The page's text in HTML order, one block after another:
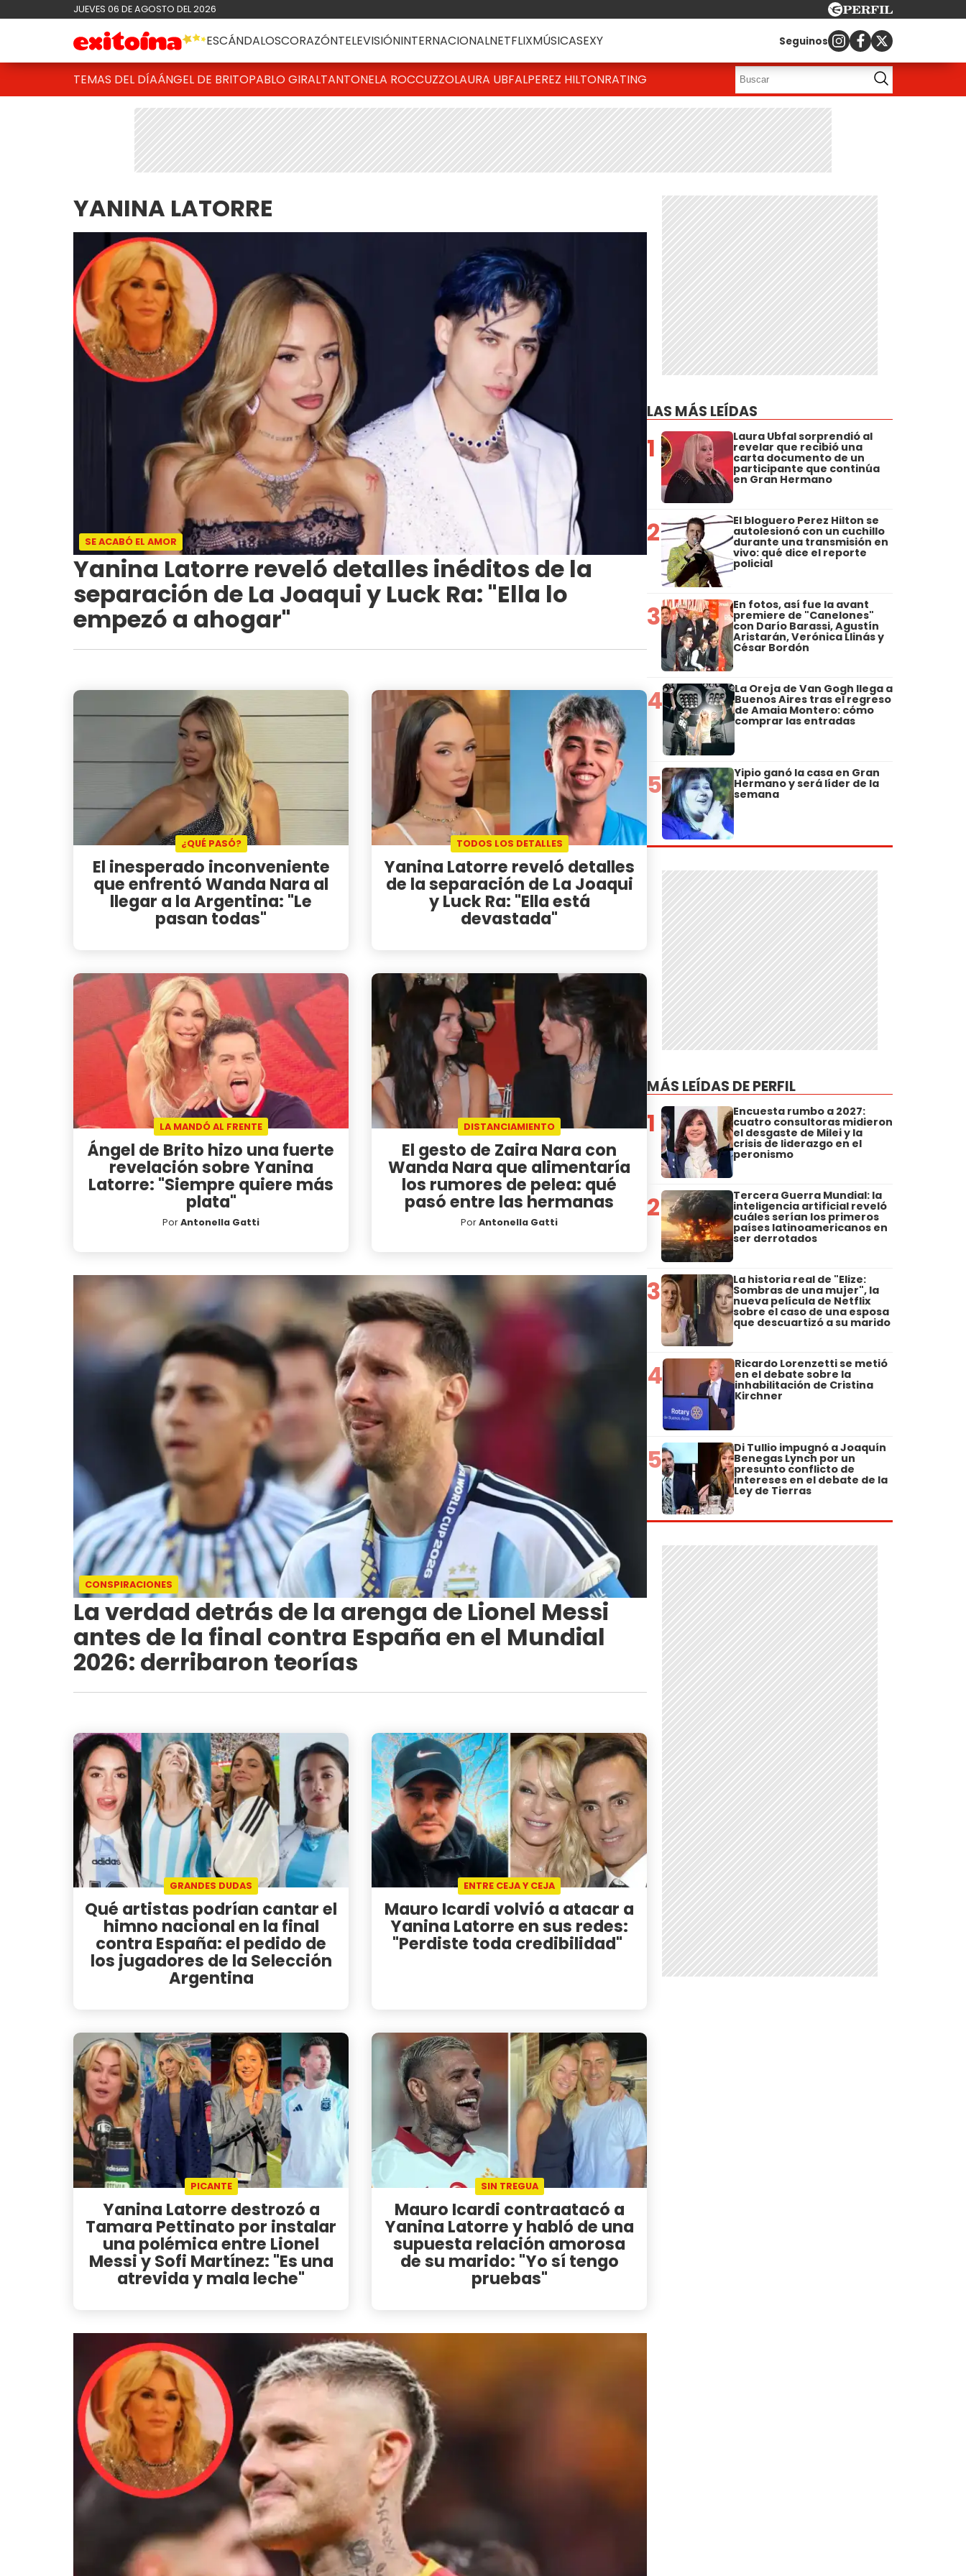
JUEVES 06 DE AGOSTO DEL 2026
ESCÁNDALOSCORAZÓNTELEVISIÓNINTERNACIONALNETFLIXMÚSICASEXY Seguinos
TEMAS DEL DÍAÁNGEL DE BRITOPABLO GIRALTANTONELA ROCCUZZOLAURA UBFALPEREZ HILTONRATING
YANINA LATORRE
SE ACABÓ EL AMOR
Yanina Latorre reveló detalles inéditos de la
separación de La Joaqui y Luck Ra: "Ella lo
empezó a ahogar"
¿QUÉ PASÓ?
El inesperado inconveniente
que enfrentó Wanda Nara al
llegar a la Argentina: "Le
pasan todas"
TODOS LOS DETALLES
Yanina Latorre reveló detalles
de la separación de La Joaqui
y Luck Ra: "Ella está
devastada"
LA MANDÓ AL FRENTE
Ángel de Brito hizo una fuerte
revelación sobre Yanina
Latorre: "Siempre quiere más
plata"
PorAntonella Gatti
DISTANCIAMIENTO
El gesto de Zaira Nara con
Wanda Nara que alimentaría
los rumores de pelea: qué
pasó entre las hermanas
PorAntonella Gatti
CONSPIRACIONES
La verdad detrás de la arenga de Lionel Messi
antes de la final contra España en el Mundial
2026: derribaron teorías
GRANDES DUDAS
Qué artistas podrían cantar el
himno nacional en la final
contra España: el pedido de
los jugadores de la Selección
Argentina
ENTRE CEJA Y CEJA
Mauro Icardi volvió a atacar a
Yanina Latorre en sus redes:
"Perdiste toda credibilidad"
PICANTE
Yanina Latorre destrozó a
Tamara Pettinato por instalar
una polémica entre Lionel
Messi y Sofi Martínez: "Es una
atrevida y mala leche"
SIN TREGUA
Mauro Icardi contraatacó a
Yanina Latorre y habló de una
supuesta relación amorosa
de su marido: "Yo sí tengo
pruebas"
LAS MÁS LEÍDAS
1 Laura Ubfal sorprendió al
revelar que recibió una
carta documento de un
participante que continúa
en Gran Hermano
2 El bloguero Perez Hilton se
autolesionó con un cuchillo
durante una transmisión en
vivo: qué dice el reporte
policial
3 En fotos, así fue la avant
premiere de "Canelones"
con Darío Barassi, Agustín
Aristarán, Verónica Llinás y
César Bordón
4 La Oreja de Van Gogh llega a
Buenos Aires tras el regreso
de Amaia Montero: cómo
comprar las entradas
5 Yipio ganó la casa en Gran
Hermano y será líder de la
semana
MÁS LEÍDAS DE PERFIL
1 Encuesta rumbo a 2027:
cuatro consultoras midieron
el desgaste de Milei y la
crisis de liderazgo en el
peronismo
2 Tercera Guerra Mundial: la
inteligencia artificial reveló
cuáles serían los primeros
países latinoamericanos en
ser derrotados
3 La historia real de "Elize:
Sombras de una mujer", la
nueva película de Netflix
sobre el caso de una esposa
que descuartizó a su marido
4 Ricardo Lorenzetti se metió
en el debate sobre la
inhabilitación de Cristina
Kirchner
5 Di Tullio impugnó a Joaquín
Benegas Lynch por un
presunto conflicto de
intereses en el debate de la
Ley de Tierras